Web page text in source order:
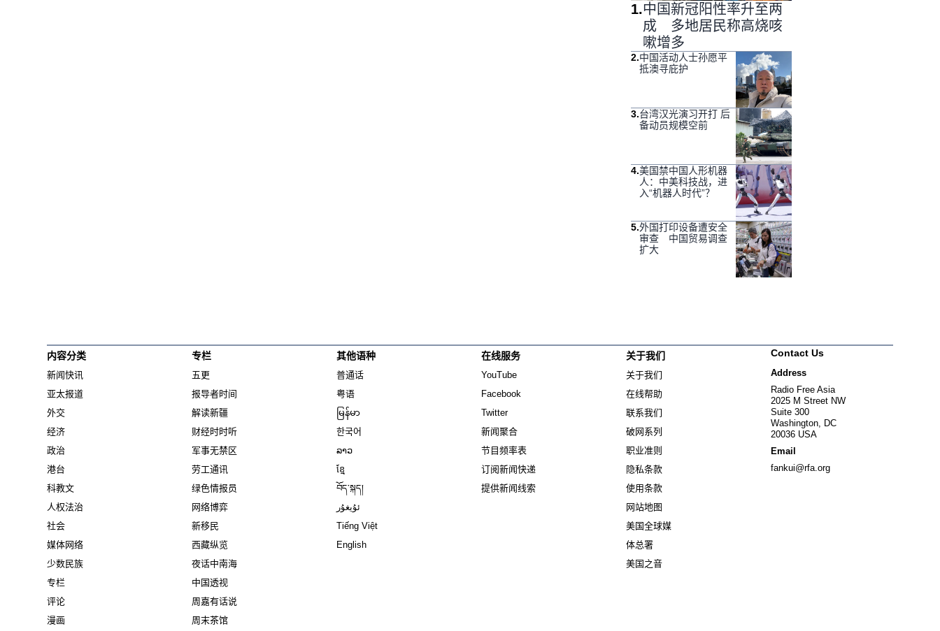
1.中国新冠阳性率升至两
成 多地居民称高烧咳
嗽增多
2.中国活动人士孙愿平
抵澳寻庇护
3.台湾汉光演习开打 后
备动员规模空前
4.美国禁中国人形机器
人：中美科技战，进
入“机器人时代”？
5.外国打印设备遭安全
审查 中国贸易调查
扩大
内容分类
新闻快讯
亚太报道
外交
经济
政治
港台
科教文
人权法治
社会
媒体网络
少数民族
专栏
评论
漫画
专栏
五更
报导者时间
解读新疆
财经时时听
军事无禁区
劳工通讯
绿色情报员
网络博弈
新移民
西藏纵览
夜话中南海
中国透视
周嘉有话说
周末茶馆
其他语种
普通话
粤语
မြန်မာ
한국어
ລາວ
ខ្មែ
བོད་སྐད།
ئۇيغۇر
Tiếng Việt
English
在线服务
YouTube
Facebook
Twitter
新闻聚合
节目频率表
订阅新闻快递
提供新闻线索
关于我们
关于我们
在线帮助
联系我们
破网系列
职业准则
隐私条款
使用条款
网站地图
美国全球媒
体总署
美国之音
Contact Us
Address
Radio Free Asia
2025 M Street NW
Suite 300
Washington, DC
20036 USA
Email
fankui@rfa.org